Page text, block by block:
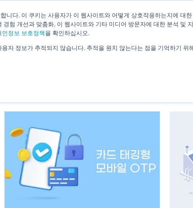
니다. 이 쿠키는 사용자가 이 웹사이트와 어떻게 상호작용하는지에 대
험 개선과 맞춤화, 이 웹사이트와 기타 미디어 방문자에 대한 분석 및
인정보 보호정책을 확인하십시오.
자 정보가 추적되지 않습니다. 추적을 원치 않는다는 점을 기억하기 위
회사소개 기술소개 솔루션